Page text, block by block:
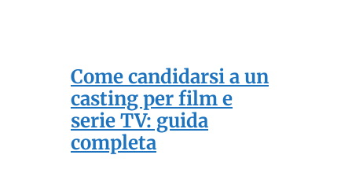
Come candidarsi a un
casting per film e
serie TV: guida
completa